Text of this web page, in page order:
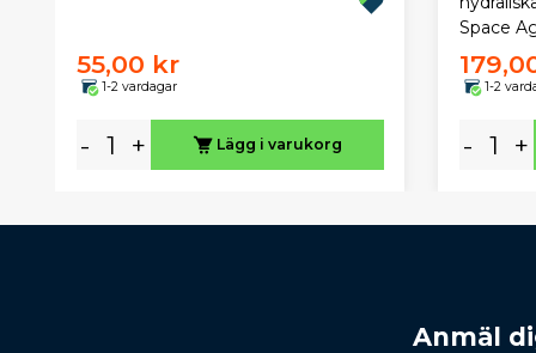
55,00 kr
1-2 vardagar
- + Lägg i varukorg
Space
1-2
- +
Anmäl